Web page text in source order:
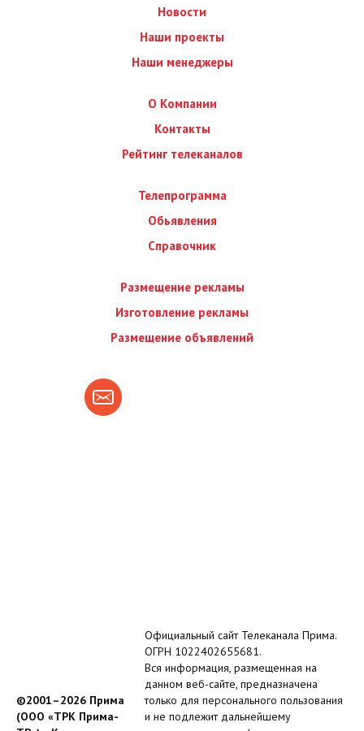
Новости
Наши проекты
Наши менеджеры
О Компании
Контакты
Рейтинг телеканалов
Телепрограмма
Обьявления
Справочник
Размещение рекламы
Изготовление рекламы
Размещение объявлений
©2001–2026 Прима
(ООО «ТРК Прима-
Официальный сайт Телеканала Прима.
ОГРН 1022402655681.
Вся информация, размещенная на
данном веб-сайте, предназначена
только для персонального пользования
и не подлежит дальнейшему